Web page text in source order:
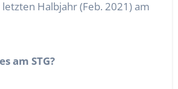
Halbjahr (Feb. 2021) am
am STG?